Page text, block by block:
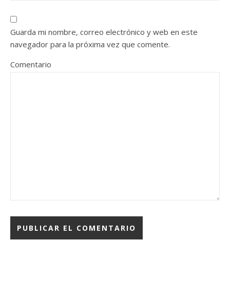
Guarda mi nombre, correo electrónico y web en este
navegador para la próxima vez que comente.
Comentario